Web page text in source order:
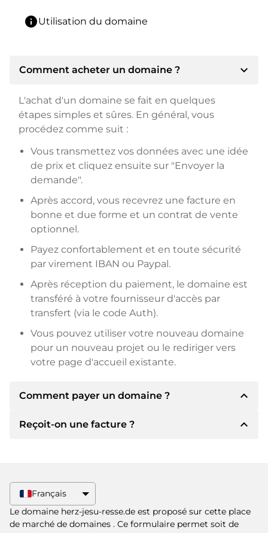
infoUtilisation du domaine
Comment acheter un domaine ? expand_more
L'achat d'un domaine se fait en quelques
étapes simples et sûres. En général, vous
procédez comme suit :
Vous transmettez vos données avec une idée
de prix et cliquez ensuite sur "Envoyer la
demande".
Après accord, vous recevrez une facture en
bonne et due forme et un contrat de vente
optionnel.
Payez confortablement et en toute sécurité
par virement IBAN ou Paypal.
Après réception du paiement, le domaine est
transféré à votre fournisseur d'accès par
transfert (via le code Auth).
Vous pouvez utiliser votre nouveau domaine
pour un nouveau projet ou le rediriger vers
votre page d'accueil existante.
Comment payer un domaine ? expand_less
Après un accord, le titulaire vous
proposera Paypal ou d'autres méthodes de
paiement.
Veuillez toujours mentionner le nom de
Reçoit-on une facture ? expand_less
élevé, vous recevrez également un contrat de
vente supplémentaire si vous le souhaitez.
Français
Le domaine herz-jesu-resse.de est proposé sur cette place
de marché de domaines . Ce formulaire permet soit de